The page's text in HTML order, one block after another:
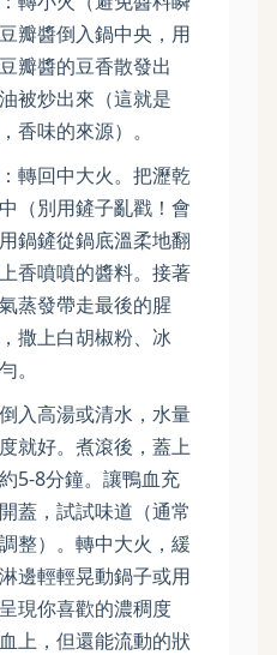
瓣醬倒入鍋中央，用
瓣醬的豆香散發出
被炒出來（這就是
香味的來源）。
轉回中大火。把瀝乾
（別用鏟子亂戳！會
鍋鏟從鍋底溫柔地翻
香噴噴的醬料。接著
蒸發帶走最後的腥
撒上白胡椒粉、冰
。
入高湯或清水，水量
就好。煮滾後，蓋上
5-8分鐘。讓鴨血充
蓋，試試味道（通常
整）。轉中大火，緩
邊輕輕晃動鍋子或用
現你喜歡的濃稠度
上，但還能流動的狀